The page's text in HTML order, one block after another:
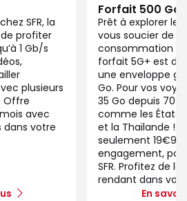
SFR, la
profiter
1 Gb/s
plusieurs
Offre
avec
dans votre
Forfait 500 Go
Prêt à explorer le
vous soucier de
consommation
forfait 5G+ est
une enveloppe
Go. Pour vos
35 Go depuis 70
comme les États-
et la Thaïlande !
seulement
engagement,
SFR. Profitez de
rendant dans
En